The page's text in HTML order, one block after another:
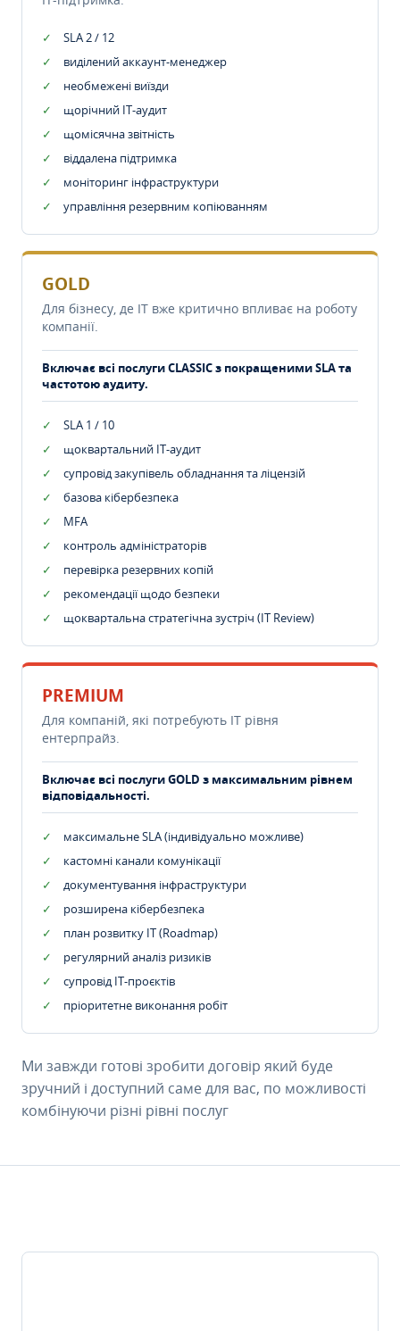
SLA 2 / 12
виділений аккаунт-менеджер
необмежені виїзди
щорічний IT-аудит
щомісячна звітність
віддалена підтримка
моніторинг інфраструктури
управління резервним копіюванням
GOLD
Для бізнесу, де IT вже критично впливає на роботу
компанії.
Включає всі послуги CLASSIC з покращеними SLA та
частотою аудиту.
SLA 1 / 10
щоквартальний IT-аудит
супровід закупівель обладнання та ліцензій
базова кібербезпека
MFA
контроль адміністраторів
перевірка резервних копій
рекомендації щодо безпеки
щоквартальна стратегічна зустріч (IT Review)
PREMIUM
Для компаній, які потребують ІТ рівня
ентерпрайз.
Включає всі послуги GOLD з максимальним рівнем
відповідальності.
максимальне SLA (індивідуально можливе)
кастомні канали комунікації
документування інфраструктури
розширена кібербезпека
план розвитку IT (Roadmap)
регулярний аналіз ризиків
супровід ІТ-проєктів
пріоритетне виконання робіт
Ми завжди готові зробити договір який буде
зручний і доступний саме для вас, по можливості
комбінуючи різні рівні послуг